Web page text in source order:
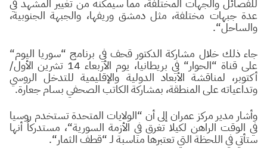
للفصائل والجهات المختلفة، مما سيمكنه من تغيير المشهد في
عدة جبهات مختلفة، مثل دمشق وريفها، والجبهة الجنوبية،
والساحل“
.
جاء ذلك خلال مشاركة الدكتور قحف في برنامج “سوريا اليوم“
على قناة “الحوار“ في بريطانيا، يوم الأربعاء 14 تشرين الأول/
أكتوبر، لمناقشة الأبعاد الدولية والإقليمية للتدخل الروسي
وتداعياته على المنطقة، بمشاركة الكاتب الصحفي بسام جعارة.
وأشار مدير مركز عمران إلى أن “الولايات المتحدة تستخدم روسيا
في الوقت الراهن لكيلا تغرق في الأزمة السورية“، مستدركاً أنها
ستأتي في اللحظة التي تعتبرها مناسبة لـ“قطف الثمار“
.